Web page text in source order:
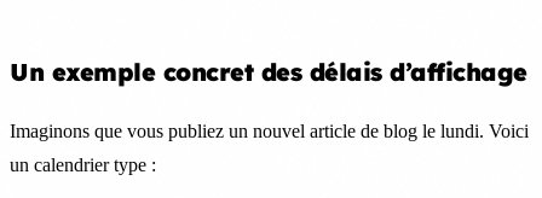
Un exemple concret des délais d’affichage
Imaginons que vous publiez un nouvel article de blog le lundi. Voici
un calendrier type :